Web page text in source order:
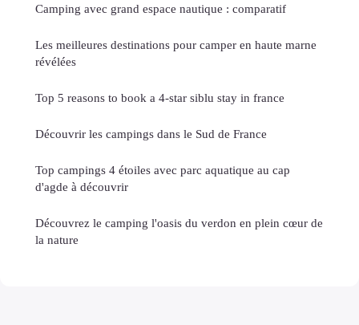
Camping avec grand espace nautique : comparatif
Les meilleures destinations pour camper en haute marne
révélées
Top 5 reasons to book a 4-star siblu stay in france
Découvrir les campings dans le Sud de France
Top campings 4 étoiles avec parc aquatique au cap
d'agde à découvrir
Découvrez le camping l'oasis du verdon en plein cœur de
la nature